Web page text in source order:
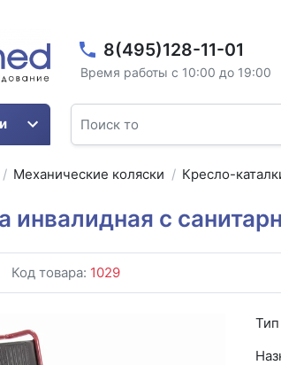
8(495)128-11-01
Время работы с 10:00 до 19:00
Механические коляски Кресло-
инвалидная с
Код товара: 1029